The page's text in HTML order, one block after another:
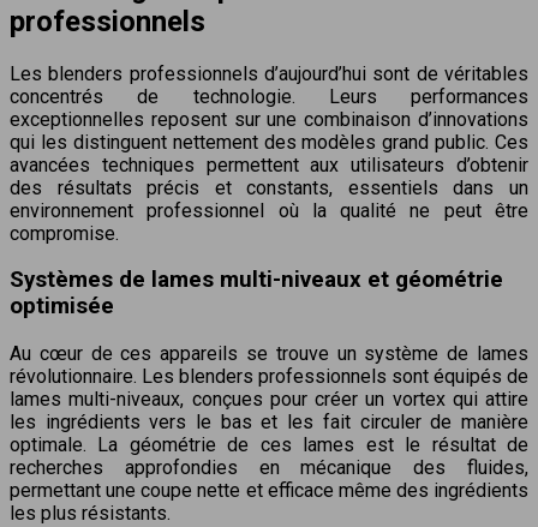
professionnels
Les blenders professionnels d’aujourd’hui sont de véritables
concentrés de technologie. Leurs performances
exceptionnelles reposent sur une combinaison d’innovations
qui les distinguent nettement des modèles grand public. Ces
avancées techniques permettent aux utilisateurs d’obtenir
des résultats précis et constants, essentiels dans un
environnement professionnel où la qualité ne peut être
compromise.
Systèmes de lames multi-niveaux et géométrie
optimisée
Au cœur de ces appareils se trouve un système de lames
révolutionnaire. Les blenders professionnels sont équipés de
lames multi-niveaux, conçues pour créer un vortex qui attire
les ingrédients vers le bas et les fait circuler de manière
optimale. La géométrie de ces lames est le résultat de
recherches approfondies en mécanique des fluides,
permettant une coupe nette et efficace même des ingrédients
les plus résistants.